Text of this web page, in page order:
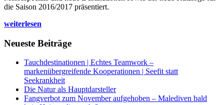
die Saison 2016/2017 präsentiert.
weiterlesen
Neueste Beiträge
Tauchdestinationen | Echtes Teamwork –
markenübergreifende Kooperationen | Seefit statt
Seekrankheit
Die Natur als Hauptdarsteller
Fangverbot zum November aufgehoben – Malediven bald